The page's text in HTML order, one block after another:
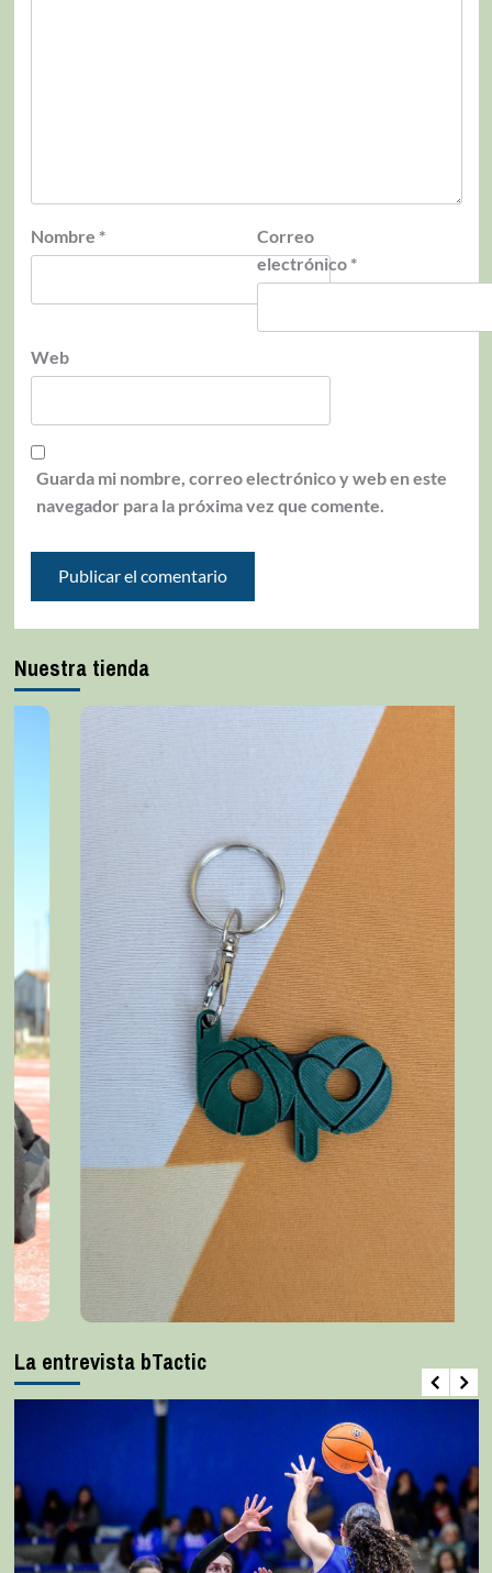
Nombre *
Correo
electrónico *
Web
Guarda mi nombre, correo electrónico y web en este
navegador para la próxima vez que comente.
Nuestra tienda
La entrevista bTactic